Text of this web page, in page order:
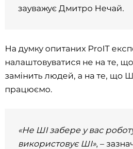
зауважує Дмитро Нечай.
На думку опитаних ProIT
налаштовуватися не на те,
замінить людей, а на те, що
працюємо.
«Не ШІ забере у вас
використовує ШІ», –